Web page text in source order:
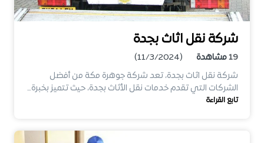
شركة نقل اثاث بجدة
19مشاهدة
(11/3/2024)
شركة نقل اثاث بجدة، تعد شركة جوهرة مكة من أفضل
الشركات التي تقدم خدمات نقل الأثاث بجدة، حيث تتميز بخبرة…
تابع القراءة